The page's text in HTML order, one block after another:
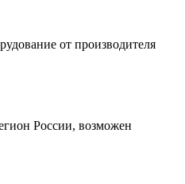
от производителя
России, возможен